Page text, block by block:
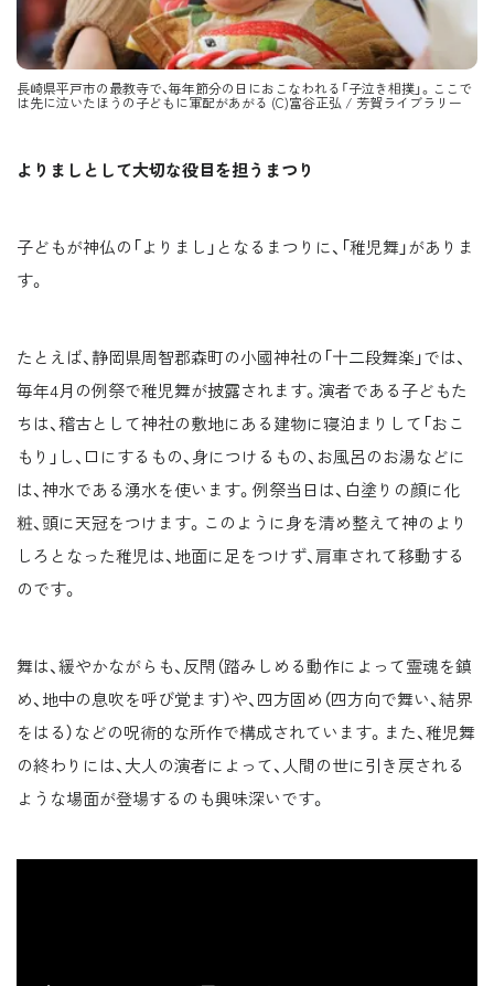
長崎県平戸市の最教寺で、毎年節分の日におこなわれる「子泣き相撲」。ここで
は先に泣いたほうの子どもに軍配があがる (C)富谷正弘 / 芳賀ライブラリー
よりましとして大切な役目を担うまつり
子どもが神仏の「よりまし」となるまつりに、「稚児舞」がありま
す。
たとえば、静岡県周智郡森町の小國神社の「十二段舞楽」では、
毎年4月の例祭で稚児舞が披露されます。演者である子どもた
ちは、稽古として神社の敷地にある建物に寝泊まりして「おこ
もり」し、口にするもの、身につけるもの、お風呂のお湯などに
は、神水である湧水を使います。例祭当日は、白塗りの顔に化
粧、頭に天冠をつけます。このように身を清め整えて神のより
しろとなった稚児は、地面に足をつけず、肩車されて移動する
のです。
舞は、緩やかながらも、反閇（踏みしめる動作によって霊魂を鎮
め、地中の息吹を呼び覚ます）や、四方固め（四方向で舞い、結界
をはる）などの呪術的な所作で構成されています。また、稚児舞
の終わりには、大人の演者によって、人間の世に引き戻される
ような場面が登場するのも興味深いです。